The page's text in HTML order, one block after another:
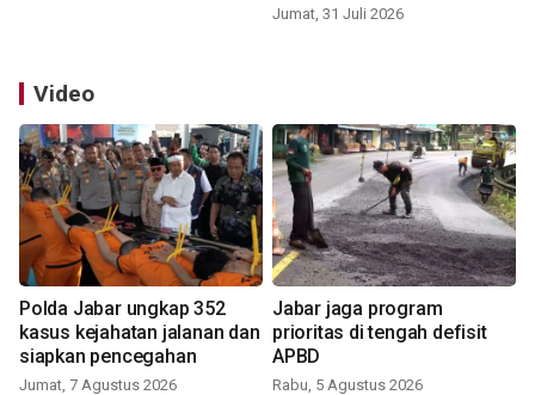
Jumat, 31 Juli 2026
Video
Polda Jabar ungkap 352
kasus kejahatan jalanan dan
siapkan pencegahan
Jumat, 7 Agustus 2026
Jabar jaga program
prioritas di tengah defisit
APBD
Rabu, 5 Agustus 2026